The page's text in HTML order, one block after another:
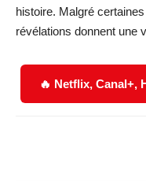
histoire. Malgré
révélations donnent une
🔥 Netflix, Canal+,